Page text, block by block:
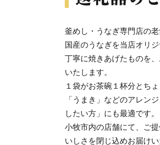
釜めし・うなぎ専門店の
国産のうなぎを当店オリ
丁寧に焼きあげたものを
いたします。
１袋がお茶碗１杯分とち
「うまき」などのアレン
したい方」にも最適です。
小牧市内の店舗にて、ご
いしさを閉じ込めお届けい